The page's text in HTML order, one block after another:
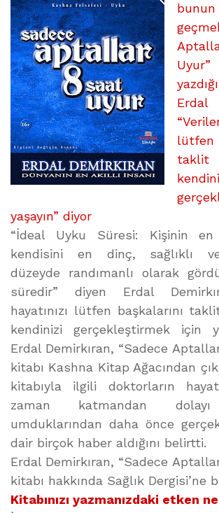
Erdal
lütfen
taklit
yaşayın” diyor
“İdeal Uyku Süresi: Kişinin
kendisini en dinç, sağlıklı
düzeyde randımanlı olarak
süredir” diyen Erdal
hayatınızı lütfen başkalarını
kendinizi gerçekleştirmek için
Erdal Demirkıran, “Sadece
kitabı Kashna Kitap Ağacından
kitabıyla ilgili doktorların
zaman katmandan dolayı
umduklarından daha önce
dair birçok haber aldığını belirtti.
Erdal Demirkıran, “Sadece
kitabı hakkında Sağlık Dergisi’ne
Kitabınızı yazmanızdaki etken